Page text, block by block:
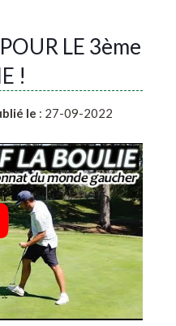
LE 3ème
!
le : 27-09-2022